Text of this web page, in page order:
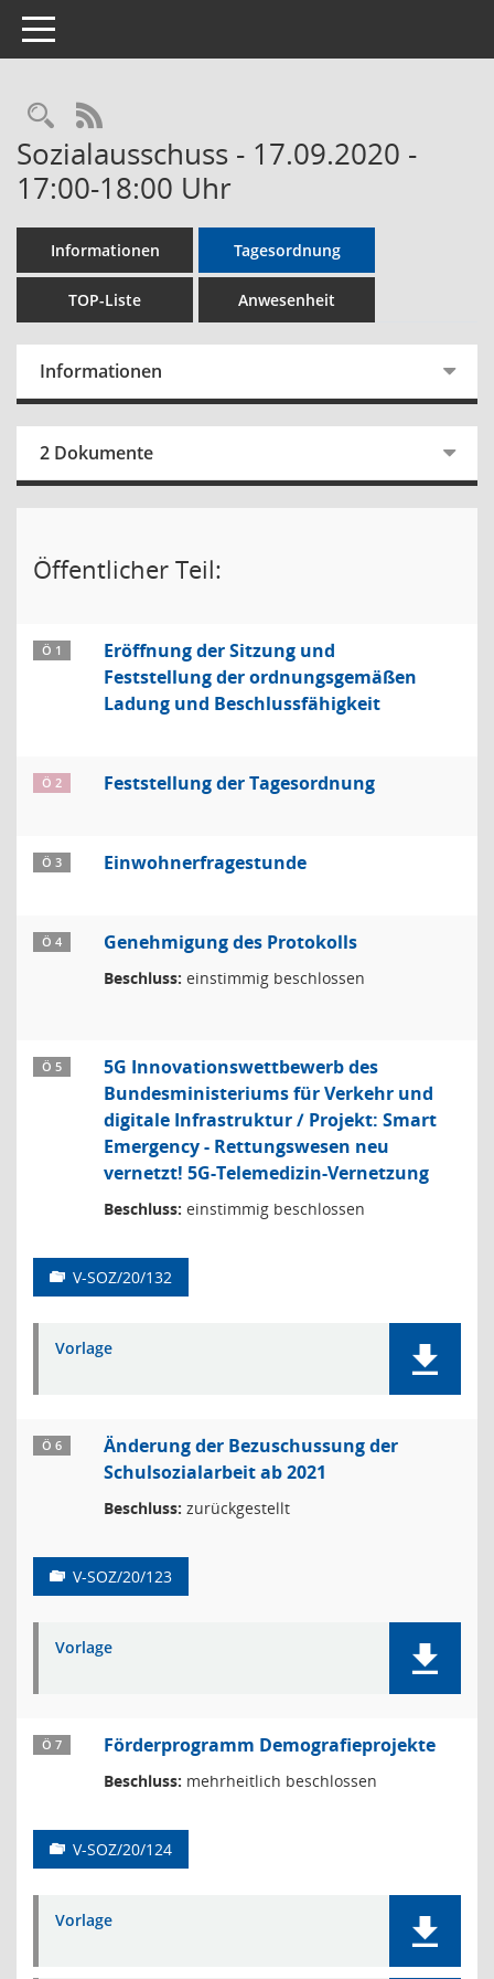
Toggle navigation
Rechercheauswahl
RSS-Feed
Sozialausschuss - 17.09.2020 -
17:00-18:00 Uhr
Informationen Tagesordnung
TOP-Liste Anwesenheit
Informationen
2 Dokumente
Öffentlicher Teil:
Ö 1
Eröffnung der Sitzung und
Feststellung der ordnungsgemäßen
Ladung und Beschlussfähigkeit
Ö 2 Feststellung der Tagesordnung
Ö 3 Einwohnerfragestunde
Ö 4 Genehmigung des Protokolls
Beschluss: einstimmig beschlossen
Ö 5
5G Innovationswettbewerb des
Bundesministeriums für Verkehr und
digitale Infrastruktur / Projekt: Smart
Emergency - Rettungswesen neu
vernetzt! 5G-Telemedizin-Vernetzung
Beschluss: einstimmig beschlossen
V-SOZ/20/132
Vorlage
Ö 6
Änderung der Bezuschussung der
Schulsozialarbeit ab 2021
Beschluss: zurückgestellt
V-SOZ/20/123
Vorlage
Ö 7 Förderprogramm Demografieprojekte
Beschluss: mehrheitlich beschlossen
V-SOZ/20/124
Vorlage